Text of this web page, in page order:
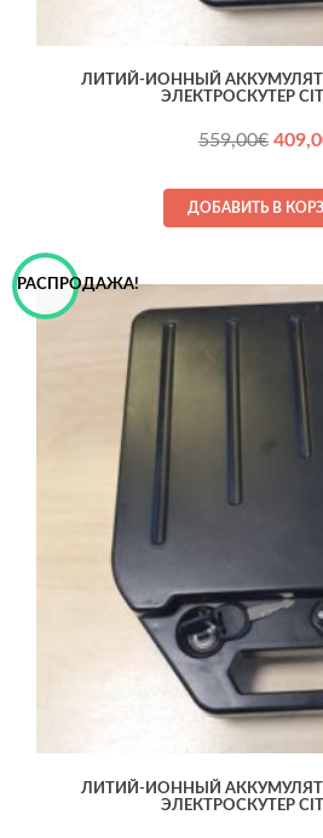
ЛИТИЙ-ИОННЫЙ
ЭЛЕКТРОСКУТЕР
559,00€
ДОБАВИТЬ В
РАСПРОДАЖА!
ЛИТИЙ-ИОННЫЙ
ЭЛЕКТРОСКУТЕР